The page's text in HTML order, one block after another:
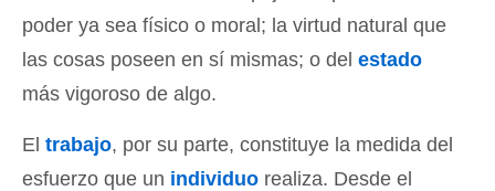
poder ya sea físico o moral; la virtud natural que
las cosas poseen en sí mismas; o del estado
más vigoroso de algo.
El trabajo, por su parte, constituye la medida del
esfuerzo que un individuo realiza. Desde el